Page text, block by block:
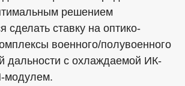
решением
сделать ставку на оптико-
военного/полувоенного
дальности с охлаждаемой ИК-
модулем.